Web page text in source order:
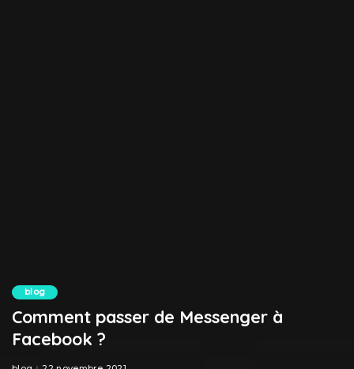
blog
Comment passer de Messenger à
Facebook ?